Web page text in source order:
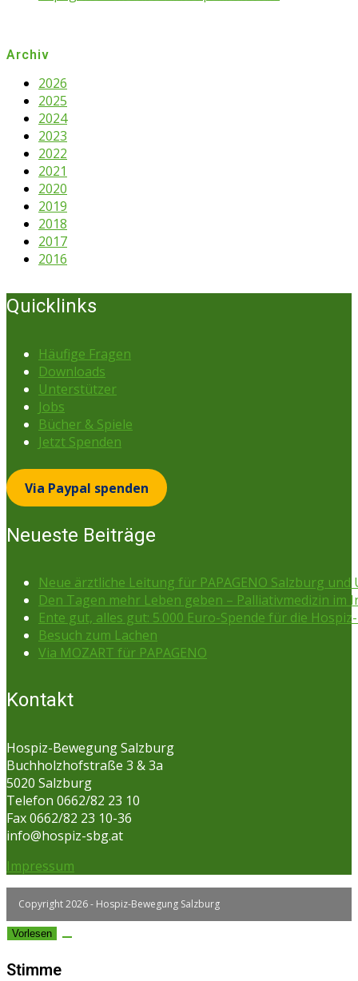
Archiv
2026
2025
2024
2023
2022
2021
2020
2019
2018
2017
2016
Quicklinks
Häufige Fragen
Downloads
Unterstützer
Jobs
Bücher & Spiele
Jetzt Spenden
Via Paypal spenden
Neueste Beiträge
Neue ärztliche Leitung für PAPAGENO Salzburg und
Den Tagen mehr Leben geben – Palliativmedizin im
Ente gut, alles gut: 5.000 Euro-Spende für die
Besuch zum Lachen
Via MOZART für PAPAGENO
Kontakt
Hospiz-Bewegung Salzburg
Buchholzhofstraße 3 & 3a
5020 Salzburg
Telefon 0662/82 23 10
Fax 0662/82 23 10-36
info@hospiz-sbg.at
Impressum
Copyright 2026 - Hospiz-Bewegung Salzburg
Vorlesen
Stimme